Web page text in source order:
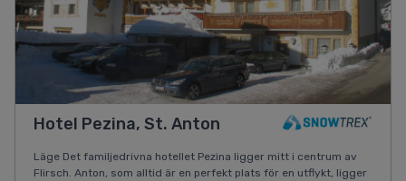
Hotel Pezina, St. Anton
Läge Det familjedrivna hotellet Pezina ligger mitt i centrum av
Flirsch. Anton, som alltid är en perfekt plats för en utflykt, ligger